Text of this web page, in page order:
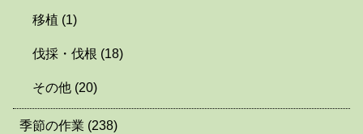
移植 (1)
伐採・伐根 (18)
その他 (20)
季節の作業 (238)